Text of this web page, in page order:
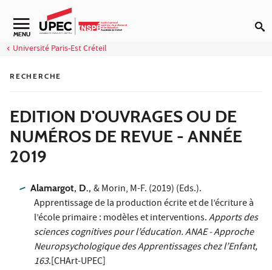
Aller au contenu
Navigation secondaire
MENU
Université Paris-Est Créteil
RECHERCHE
EDITION D'OUVRAGES OU DE
NUMÉROS DE REVUE - ANNÉE
2019
Alamargot, D.,& Morin, M-F. (2019) (Eds.).
Apprentissage de la production écrite et de l’écriture à
l’école primaire : modèles et interventions.Apports des
sciences cognitives pour l’éducation. ANAE - Approche
Neuropsychologique des Apprentissages chez l’Enfant,
163.[CHArt-UPEC]